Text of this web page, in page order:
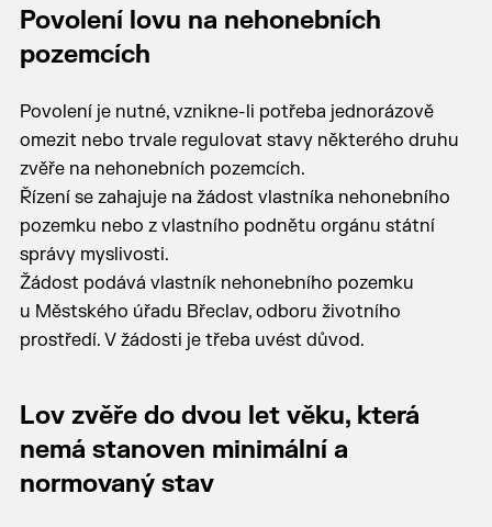
Povolení lovu na nehonebních
pozemcích
Povolení je nutné, vznikne-li potřeba jednorázově
omezit nebo trvale regulovat stavy některého druhu
zvěře na nehonebních pozemcích.
Řízení se zahajuje na žádost vlastníka nehonebního
pozemku nebo z vlastního podnětu orgánu státní
správy myslivosti.
Žádost podává vlastník nehonebního pozemku
u Městského úřadu Břeclav, odboru životního
prostředí. V žádosti je třeba uvést důvod.
Lov zvěře do dvou let věku, která
nemá stanoven minimální a
normovaný stav